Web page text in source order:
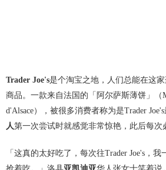
Trader Joe's是个淘宝之地，人们总能在这
商品。一款来自法国的「阿尔萨斯薄饼」（
d'Alsace），被很多消费者称为是Trader
人第一次尝试时就感觉非常惊艳，此后每次
「这真的太好吃了，每次往Trader Joe's，
抢着吃。」洛县亚凯迪亚华人张女士笑着说